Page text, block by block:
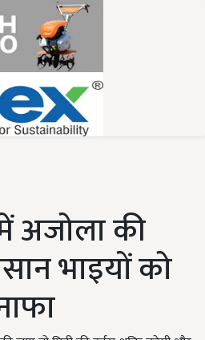
अजोला की
भाइयों को